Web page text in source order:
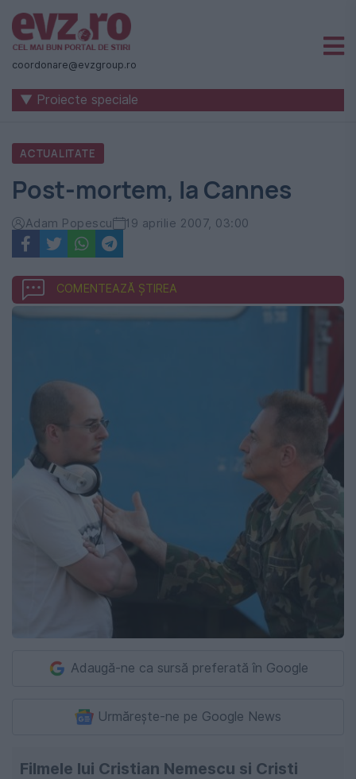
Știri
naționale
internaționale
România
-
Evenimentul
Zilei
coordonare@evzgroup.ro
▼ Proiecte speciale
ACTUALITATE
Post-mortem, la Cannes
Adam Popescu 19 aprilie 2007, 03:00
COMENTEAZĂ ȘTIREA
Adaugă-ne ca sursă preferată în Google
Urmărește-ne pe Google News
Filmele lui Cristian Nemescu si Cristi